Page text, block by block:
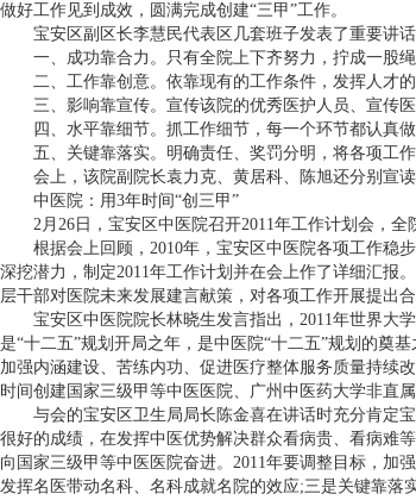
做好工作见到成效，圆满完成创建“三甲”工作。
宝安区副区长李慧民代表区几套班子发表了重要讲话
一、成功靠合力。只有全院上下齐努力，拧成一股绳
二、工作靠创意。依靠现有的工作条件，发挥人才的
三、影响靠宣传。宣传该院的优秀医护人员、宣传医
四、水平靠细节。抓工作细节，每一个环节都认真做
五、关键靠落实。明确责任、奖罚分明，将各项工作
会上，该院副院长袁力克、黄居科、陈旭还分别宣读
中医院：用3年时间“创三甲”
2月26日，宝安区中医院召开2011年工作计划会，全
根据会上回顾，2010年，宝安区中医院各项工作稳步
深挖潜力，制定2011年工作计划并在会上作了详细汇报
层干部对医院未来发展建言献策，对各项工作开展提出
宝安区中医院院长林晓生发言指出，2011年世界大学
是“十二五”规划开局之年，是中医院“十二五”规划的奠
加强内涵建设、苦练内功、促进医疗整体服务质量持续
时间创建国家三级甲等中医医院、广州中医药大学非直
与会的宝安区卫生局局长陈金喜在讲话时充分肯定宝
很好的成绩，在发挥中医优势解决群众看病贵、看病难
向国家三级甲等中医医院奋进。2011年要调整目标，加
发挥名医带动名科、名科成就名院的效应;三是关键靠落